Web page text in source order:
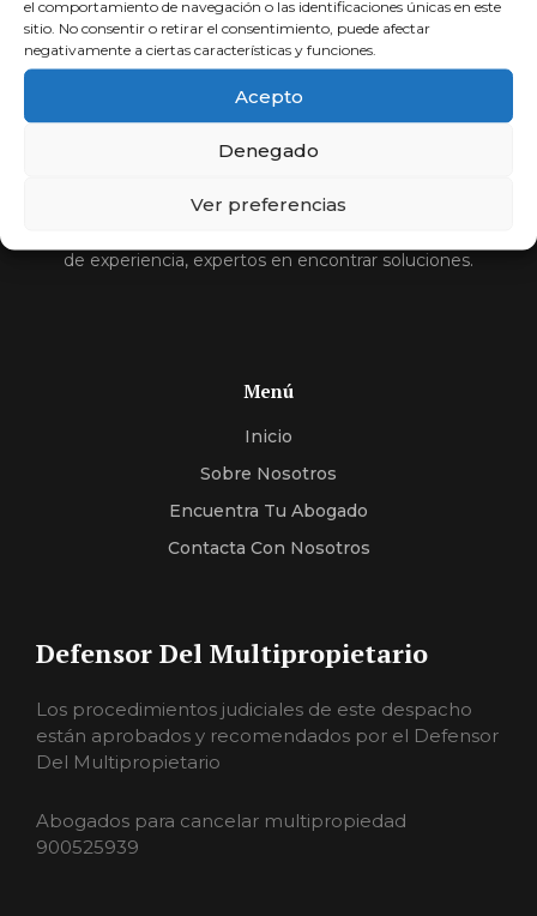
el comportamiento de navegación o las identificaciones únicas en este
sitio. No consentir o retirar el consentimiento, puede afectar
negativamente a ciertas características y funciones.
Acepto
Denegado
Ver preferencias
Abogados a
Porcentaje
Compara y elige al mejor abogado.
de experiencia, expertos en encontrar soluciones.
Menú
Inicio
Sobre Nosotros
Encuentra Tu Abogado
Contacta Con Nosotros
Defensor Del Multipropietario
Los procedimientos judiciales de este despacho
están aprobados y recomendados por el Defensor
Del Multipropietario
Abogados para cancelar multipropiedad
900525939